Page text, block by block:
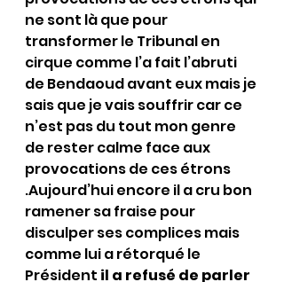
ne sont là que pour
transformer le Tribunal en
cirque comme l’a fait l’abruti
de Bendaoud avant eux mais je
sais que je vais souffrir car ce
n’est pas du tout mon genre
de rester calme face aux
provocations de ces étrons
.Aujourd’hui encore il a cru bon
ramener sa fraise pour
disculper ses complices mais
comme lui a rétorqué le
Président il a refusé de parler